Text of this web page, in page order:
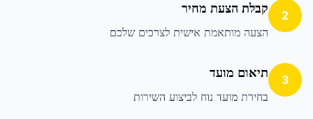
2 קבלת הצעת מחיר
הצעה מותאמת אישית לצרכים שלכם
3 תיאום מועד
בחירת מועד נוח לביצוע השירות